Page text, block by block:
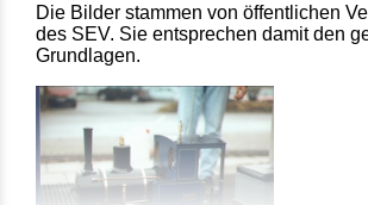
Die Bilder stammen von öffentlichen
des SEV. Sie entsprechen damit den
Grundlagen.